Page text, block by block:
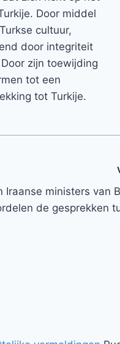
Door middel
cultuur,
door integriteit
zijn toewijding
tot een
tot Turkije.
Iraanse ministers van
de gesprekken